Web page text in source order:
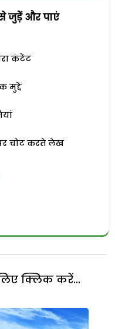
जुड़ेें और पाएं
कंटेंट
मुद्दे
चोट करते लेख
क्लिक करें...